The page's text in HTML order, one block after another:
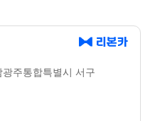
광주통합특별시 서구